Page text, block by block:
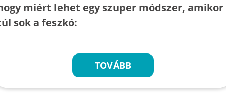
miért lehet egy szuper módszer, amikor
sok a feszkó:
TOVÁBB